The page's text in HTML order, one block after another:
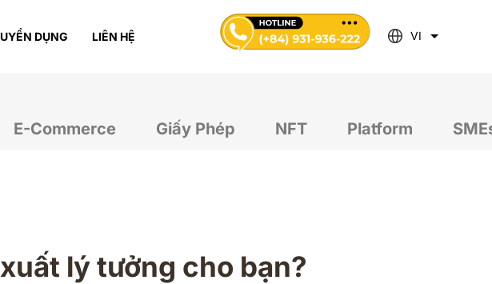
DỤNG LIÊN HỆ VI
E-Commerce Giấy Phép NFT Platform
lý tưởng cho bạn?